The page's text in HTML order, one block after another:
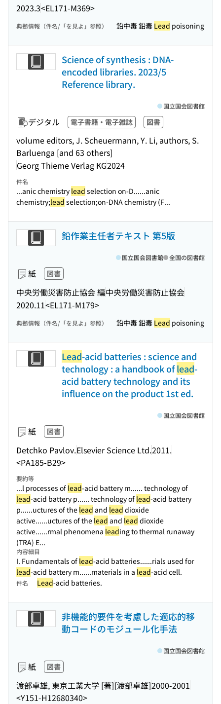
2023.3<EL171-M369>
典拠情報（件名/「を見よ」参照） 鉛中毒 鉛毒 Lead poisoning
Science of synthesis : DNA-
encoded libraries. 2023/5
Reference library.
デジタル 電子書籍・電子雑誌 図書
volume editors, J. Scheuermann, Y. Li, authors, S.
Barluenga [and 63 others]
Georg Thieme Verlag KG2024
国立国会図書館
件名
...anic chemistry lead selection on-D......anic
chemistry;lead selection;on-DNA chemistry (F...
鉛作業主任者テキスト 第5版
紙 図書
中央労働災害防止協会 編中央労働災害防止協会
2020.11<EL171-M179>
国立国会図書館 全国の図書館
典拠情報（件名/「を見よ」参照） 鉛中毒 鉛毒 Lead poisoning
Lead-acid batteries : science and
technology : a handbook oflead-
acid battery technology and its
influence on the product 1st ed.
紙 図書
Detchko Pavlov.Elsevier Science Ltd.2011.
<PA185-B29>
国立国会図書館
要約等
...l processes of lead-acid battery m...... technology of
lead-acid battery p...... technology of lead-acid battery
p......uctures of the lead and lead dioxide
active......uctures of the lead and lead dioxide
active......rmal phenomena leading to thermal runaway
(TRA) E...
内容細目
I. Fundamentals of lead-acid batteries......rials used for
lead-acid battery m......materials in a lead-acid cell.
件名 Lead-acid batteries.
非機能的要件を考慮した適応的移
動コードのモジュール化手法
紙 図書
渡部卓雄, 東京工業大学 [著][渡部卓雄]2000-2001
<Y151-H12680340>
国立国会図書館